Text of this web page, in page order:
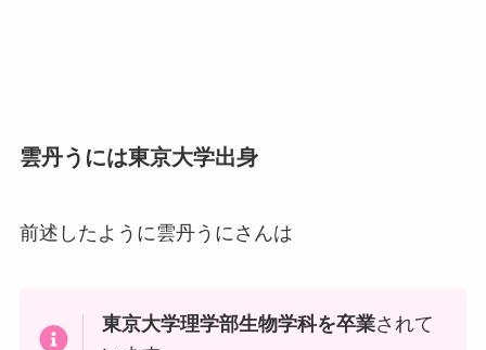
雲丹うには東京大学出身
前述したように雲丹うにさんは
東京大学理学部生物学科を卒業されて